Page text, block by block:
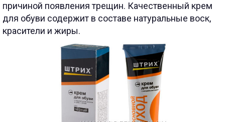
причиной появления трещин. Качественный крем
для обуви содержит в составе натуральные воск,
красители и жиры.